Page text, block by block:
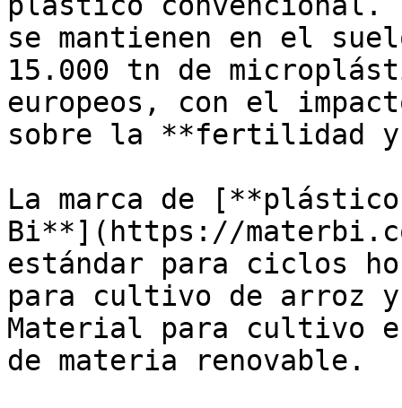
se mantienen en el
15.000 tn de
europeos, con el
sobre la **fertilidad
La marca de
Bi**](https://
estándar para ciclos
para cultivo de arroz
Material para cultivo
de materia renovable.